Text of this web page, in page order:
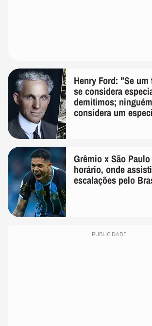
Henry Ford: "Se
se considera
demitimos;
considera um
Grêmio x São
horário, onde
escalações pelo
PUBLICIDADE